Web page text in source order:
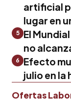
artificial
lugar en
5
El
no
6
Efecto
julio en la
Ofertas